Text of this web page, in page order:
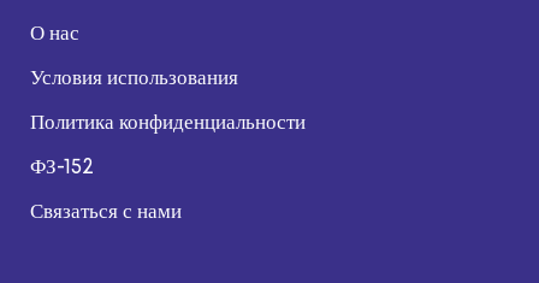
О нас
Условия использования
Политика конфиденциальности
ФЗ-152
Связаться с нами